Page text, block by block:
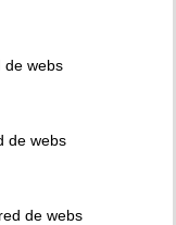
de webs
de webs
de webs